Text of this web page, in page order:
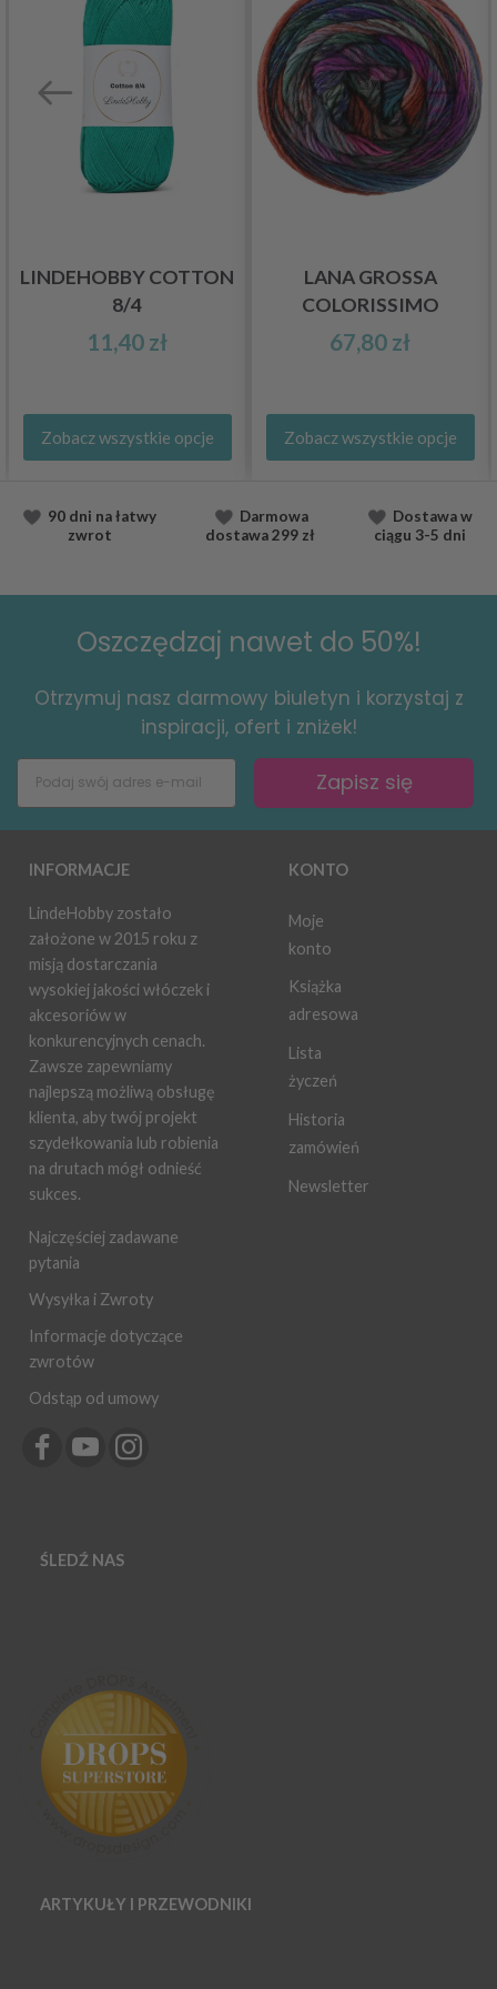
LINDEHOBBY COTTON
8/4
11,40 zł
Zobacz wszystkie opcje
LANA GROSSA
COLORISSIMO
67,80 zł
Zobacz wszystkie opcje
90 dni na łatwy
zwrot
Darmowa
dostawa299 zł
Dostawaw
ciągu 3-5 dni
Oszczędzaj nawet do 50%!
Otrzymuj nasz darmowy biuletyn i korzystaj z
inspiracji, ofert i zniżek!
Zapisz się
INFORMACJE
LindeHobby zostało
założone w 2015 roku z
misją dostarczania
wysokiej jakości włóczek i
akcesoriów w
konkurencyjnych cenach.
Zawsze zapewniamy
najlepszą możliwą obsługę
klienta, aby twój projekt
szydełkowania lub robienia
na drutach mógł odnieść
sukces.
Najczęściej zadawane
pytania
Wysyłka i Zwroty
Informacje dotyczące
zwrotów
Odstąp od umowy
KONTO
Moje
konto
Książka
adresowa
Lista
życzeń
Historia
zamówień
Newsletter
ŚLEDŹ NAS
ARTYKUŁY I PRZEWODNIKI